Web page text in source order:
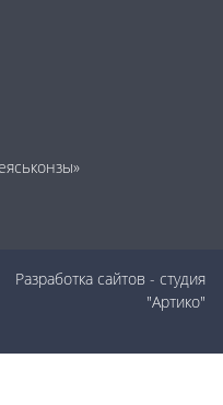
Разработка сайтов - студия
"Артико"